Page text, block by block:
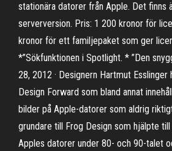
stationära datorer från Apple. Det finns
serverversion. Pris: 1 200 kronor för
kronor för ett familjepaket som ger
*”Sökfunktionen i Spotlight. * ”Den
28, 2012 · Designern Hartmut Esslinger
Design Forward som bland annat
bilder på Apple-datorer som aldrig
grundare till Frog Design som hjälpte
Apples datorer under 80- och 90-talet